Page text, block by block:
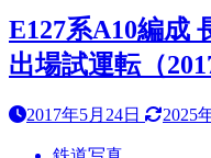
E127系A10編成
出場試運転（
2017年5月24日 2025